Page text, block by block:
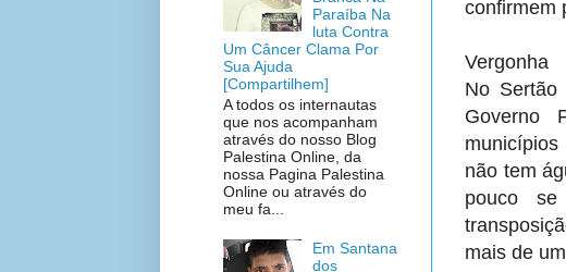
confirmem
Vergonha
No Sertão
Governo
não tem
pouco
mais de
Paraíba Na
luta Contra
Um Câncer Clama Por
Sua Ajuda
[Compartilhem]
A todos os internautas
que nos acompanham
através do nosso Blog
Palestina Online, da
nossa Pagina Palestina
Online ou através do
meu fa...
Em Santana
dos